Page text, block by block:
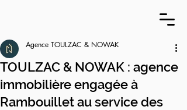
TOULZAC & NOWAK : agence
immobilière engagée à
Rambouillet au service des
Agence TOULZAC & NOWAK